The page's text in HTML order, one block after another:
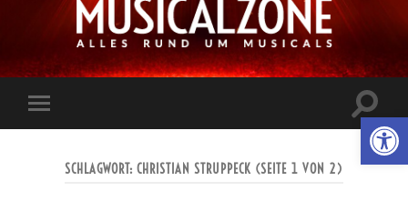
Musicalzone.de
Mobile-
Menü
ein-/
SCHLAGWORT: CHRISTIAN STRUPPECK (SEITE 1 VON 2)